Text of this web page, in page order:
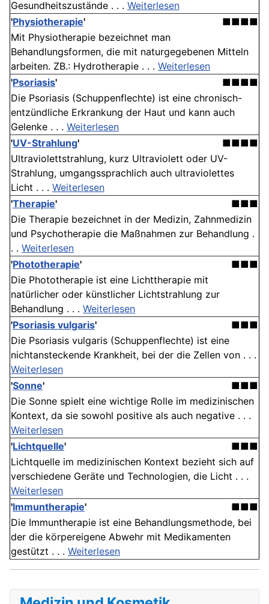
Gesundheitszustände . . . Weiterlesen
'Physiotherapie'
■■■■
Mit Physiotherapie bezeichnet man
Behandlungsformen, die mit naturgegebenen Mitteln
arbeiten. ZB.: Hydrotherapie . . . Weiterlesen
'Psoriasis'
■■■■
Die Psoriasis (Schuppenflechte) ist eine chronisch-
entzündliche Erkrankung der Haut und kann auch
Gelenke . . . Weiterlesen
'UV-Strahlung'
■■■■
Ultraviolettstrahlung, kurz Ultraviolett oder UV-
Strahlung, umgangssprachlich auch ultraviolettes
Licht . . . Weiterlesen
'Therapie'
■■■
Die Therapie bezeichnet in der Medizin, Zahnmedizin
und Psychotherapie die Maßnahmen zur Behandlung .
. . Weiterlesen
'Phototherapie'
■■■
Die Phototherapie ist eine Lichttherapie mit
natürlicher oder künstlicher Lichtstrahlung zur
Behandlung . . . Weiterlesen
'Psoriasis vulgaris'
■■■
Die Psoriasis vulgaris (Schuppenflechte) ist eine
nichtansteckende Krankheit, bei der die Zellen von . . .
Weiterlesen
'Sonne'
■■■
Die Sonne spielt eine wichtige Rolle im medizinischen
Kontext, da sie sowohl positive als auch negative . . .
Weiterlesen
'Lichtquelle'
■■■
Lichtquelle im medizinischen Kontext bezieht sich auf
verschiedene Geräte und Technologien, die Licht . . .
Weiterlesen
'Immuntherapie'
■■■
Die Immuntherapie ist eine Behandlungsmethode, bei
der die körpereigene Abwehr mit Medikamenten
gestützt . . . Weiterlesen